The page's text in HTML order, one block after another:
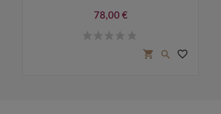
78,00 €
shopping_cart  favorite_border